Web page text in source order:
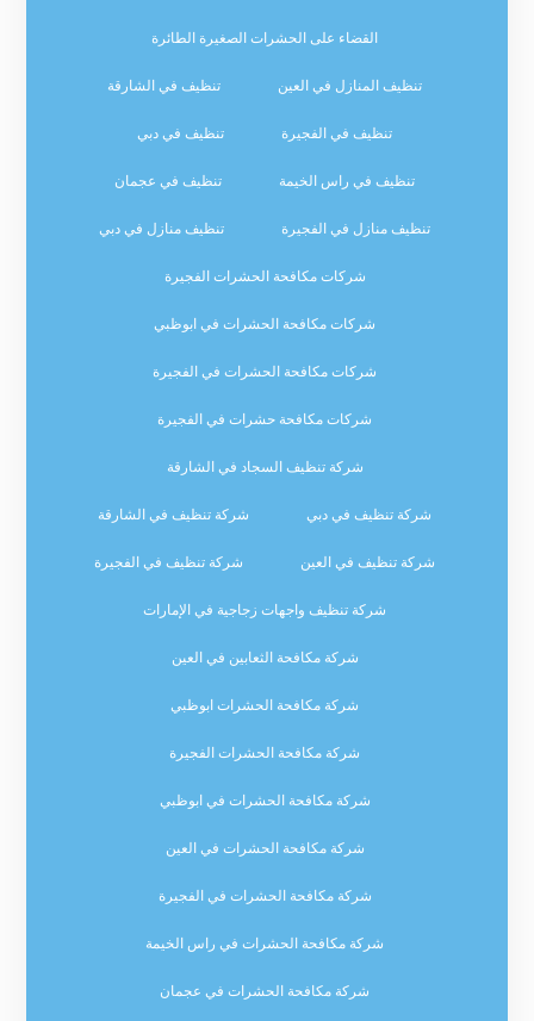
القضاء على الحشرات الصغيرة الطائرة
تنظيف المنازل في العين تنظيف في الشارقة
تنظيف في الفجيرة تنظيف في دبي
تنظيف في راس الخيمة تنظيف في عجمان
تنظيف منازل في الفجيرة تنظيف منازل في دبي
شركات مكافحة الحشرات الفجيرة
شركات مكافحة الحشرات في ابوظبي
شركات مكافحة الحشرات في الفجيرة
شركات مكافحة حشرات في الفجيرة
شركة تنظيف السجاد في الشارقة
شركة تنظيف في دبي شركة تنظيف في الشارقة
شركة تنظيف في العين شركة تنظيف في الفجيرة
شركة تنظيف واجهات زجاجية في الإمارات
شركة مكافحة الثعابين في العين
شركة مكافحة الحشرات ابوظبي
شركة مكافحة الحشرات الفجيرة
شركة مكافحة الحشرات في ابوظبي
شركة مكافحة الحشرات في العين
شركة مكافحة الحشرات في الفجيرة
شركة مكافحة الحشرات في راس الخيمة
شركة مكافحة الحشرات في عجمان